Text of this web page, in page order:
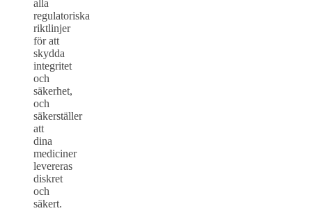
alla
regulatoriska
riktlinjer
för att
skydda
integritet
och
säkerhet,
och
säkerställer
att
dina
mediciner
levereras
diskret
och
säkert.